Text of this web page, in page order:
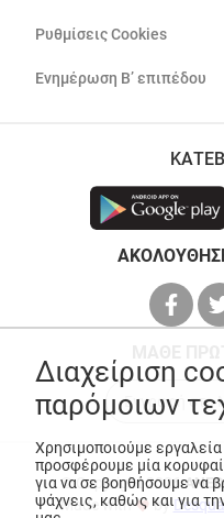
Ρυθμίσεις Cookies
Ενημέρωση Β’ επιπέδου
© Copyright 2026
Made with
by
Διαχείριση
παρόμοιων
Χρησιμοποιούμε
προσφέρουμε μία
για να σε βοηθήσουμε να
ψάχνεις, καθώς και για